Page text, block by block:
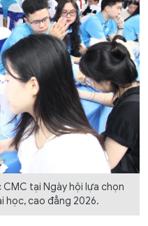
tại Ngày hội lựa chọn
học, cao đẳng 2026.